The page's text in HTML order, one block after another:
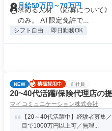
月給50万円～70万円
求める人材: 《応募について
のみ。 AT限定免許で...
シフト自由 即日勤務OK
NEW 正社員
20~40代活躍/保険代理店の
マイコミュニケーション株式会社
【20～40代活躍中】経験者募集
目で1000万円以上可／無理...